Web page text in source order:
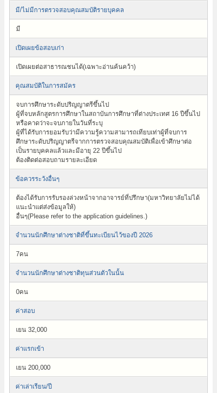
มี/ไม่มีการตรวจสอบคุณสมบัติรายบุคคล
มี
เปิดเผยข้อสอบเก่า
เปิดเผยต่อสาธารณชนได้(เฉพาะอ่านค้นคว้า)
คุณสมบัติในการสมัคร
จบการศึกษาระดับปริญญาตรีขึ้นไป
ผู้ที่จบหลักสูตรการศึกษาในสถาบันการศึกษาที่ต่างประเทศ 16 ปีขึ้นไป
หรือคาดว่าจะจบภายในวันที่ระบุ
ผู้ที่ได้รับการยอมรับว่ามีความรู้ความสามารถเทียบเท่าผู้ที่จบการ
ศึกษาระดับปริญญาตรีจากการตรวจสอบคุณสมบัติเพื่อเข้าศึกษาต่อ
เป็นรายบุคคลแล้วและมีอายุ 22 ปีขึ้นไป
ต้องติดต่อสอบถามรายละเอียด
ข้อควรระวังอื่นๆ
ต้องได้รับการรับรองล่วงหน้าจากอาจารย์ที่ปรึกษา(มหาวิทยาลัยไม่ได้
แนะนำแต่ส่งข้อมูลให้)
อื่นๆ(Please refer to the application guidelines.)
จำนวนนักศึกษาต่างชาติที่ขึ้นทะเบียนไว้ของปี 2026
7คน
จำนวนนักศึกษาต่างชาติทุนส่วนตัวในนั้น
0คน
ค่าสอบ
เยน 32,000
ค่าแรกเข้า
เยน 200,000
ค่าเล่าเรียน/ปี